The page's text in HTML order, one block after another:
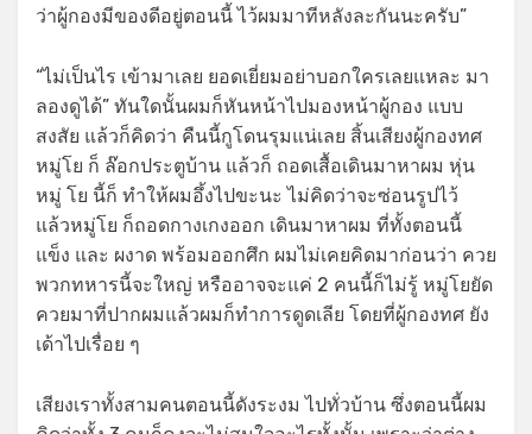
ว่าผู้กองมีของดีอยู่ตอนนี้ ไว้ผมมาทีหลังละกันนะครับ”
“ไม่เป็นไร เข้ามาเลย ยอดเยี่ยมอย่าบอกใครเลยแหละ มา
ลองดูได้” ทันใดนั้นผมก็หันหน้าไปมองหน้าผู้กอง แบบ
สงสัย แล้วก็คิดว่า คืนนี้กูโดนรุมแน่เลย สิ้นเสียงผู้กองทศ
หมู่โย ก็ ล๊อกประตูบ้าน แล้วก็ ถอดเสื้อเดินมาหาผม หุ่น
หมู่ โย นี้ก็ ทำให้ผมอึ้งไปขะนะ ไม่คิดว่าจะซ่อนรูปไว้
แล้วหมู่โย ก็ถอดกางเกงออก เดินมาหาผม ที่ทั้งตอนนี้
แข็ง และ ผงาด พร้อมออกศึก ผมไม่เคยคิดมาก่อนว่า ควย
พวกทหารนี้จะใหญ่ หรืออาจจะแค่ 2 คนนี้ก็ไม่รู้ หมู่โยยัด
ควยมาที่ปากผมแล้วผมก็ทำการดูดเลีย โดยที่ผู้กองทศ ยัง
เด้าไปเรื่อย ๆ
เสียงเราทั้งสามคนตอนนี้ดังระงม ไปทั่วบ้าน ซึ่งตอนนี้ผม